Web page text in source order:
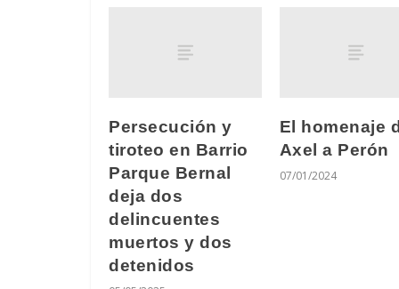
Persecución y
tiroteo en Barrio
Parque Bernal
deja dos
delincuentes
muertos y dos
detenidos
El homenaje
Axel a Perón
07/01/2024